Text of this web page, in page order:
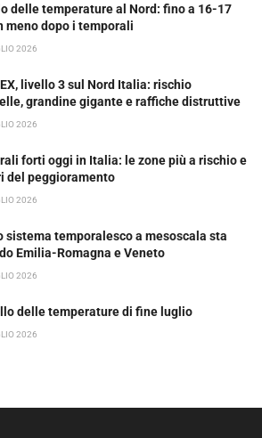
delle temperature al Nord: fino a 16-17
meno dopo i temporali
2026
livello 3 sul Nord Italia: rischio
grandine gigante e raffiche distruttive
2026
forti oggi in Italia: le zone più a rischio e
del peggioramento
2026
sistema temporalesco a mesoscala sta
Emilia-Romagna e Veneto
2026
delle temperature di fine luglio
2026